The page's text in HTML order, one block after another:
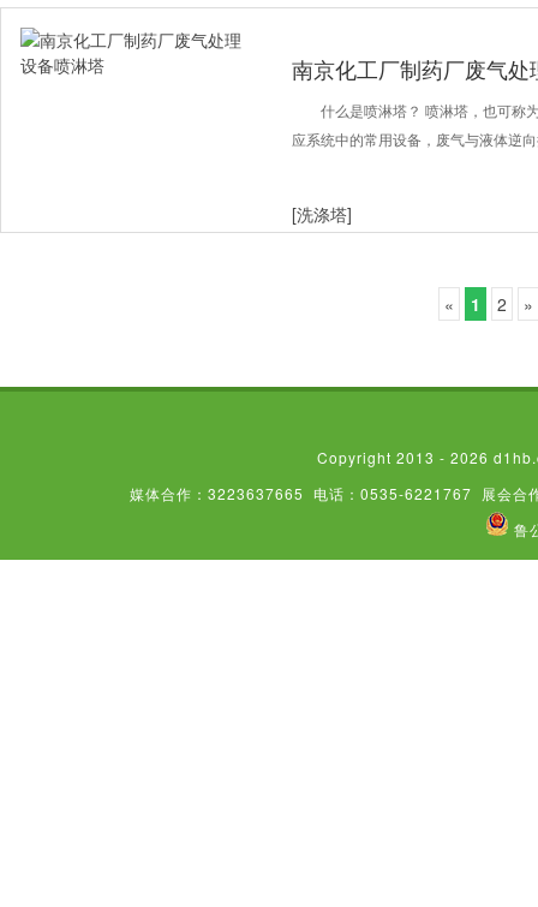
南京化工厂制药厂废气处
什么是喷淋塔？ 喷淋塔，也可称
应系统中的常用设备，废气与液体逆
[洗涤塔]
« 1 2 »
Copyright 2013 - 2026
媒体合作：3223637665
电话：0535-6221767 展会合
鲁